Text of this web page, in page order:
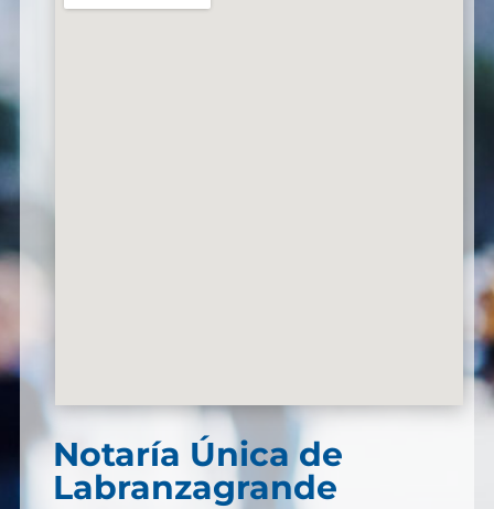
Notaría Única de
Labranzagrande